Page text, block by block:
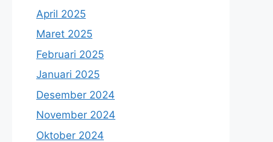
April 2025
Maret 2025
Februari 2025
Januari 2025
Desember 2024
November 2024
Oktober 2024